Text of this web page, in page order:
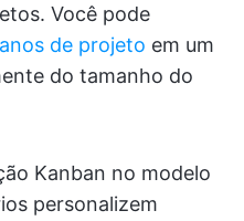
Você pode
de projeto em um
do tamanho do
Kanban no modelo
personalizem